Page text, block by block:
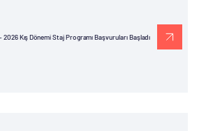
Kış Dönemi Staj Programı Başvuruları Başladı